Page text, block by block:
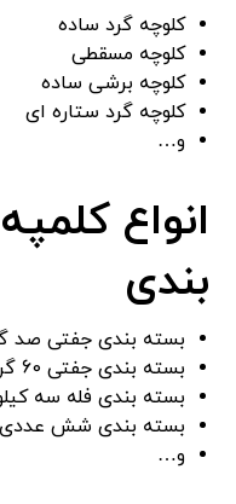
کلوچه گرد ساده
کلوچه مسقطی
کلوچه برشی ساده
کلوچه گرد ستاره ای
و…
انواع
بندی
بسته بندی جفتی صد
بسته بندی جفتی 60 گرم
بسته بندی فله سه
بسته بندی شش عددی
و…